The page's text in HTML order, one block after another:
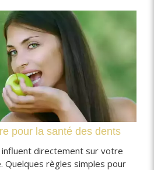
pour la santé des dents
influent directement sur votre
Quelques règles simples pour